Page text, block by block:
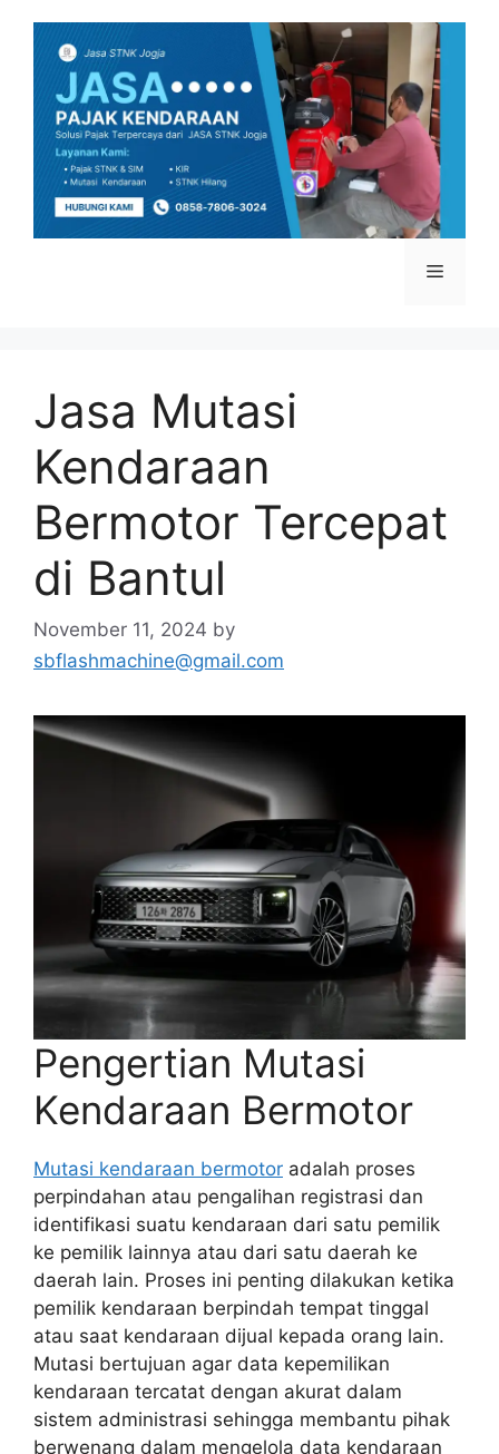
content
Menu
Jasa Mutasi
Kendaraan
Bermotor Tercepat
di Bantul
November 11, 2024 by
sbflashmachine@gmail.com
Pengertian Mutasi
Kendaraan Bermotor
Mutasi kendaraan bermotor adalah proses
perpindahan atau pengalihan registrasi dan
identifikasi suatu kendaraan dari satu pemilik
ke pemilik lainnya atau dari satu daerah ke
daerah lain. Proses ini penting dilakukan ketika
pemilik kendaraan berpindah tempat tinggal
atau saat kendaraan dijual kepada orang lain.
Mutasi bertujuan agar data kepemilikan
kendaraan tercatat dengan akurat dalam
sistem administrasi sehingga membantu pihak
berwenang dalam mengelola data kendaraan